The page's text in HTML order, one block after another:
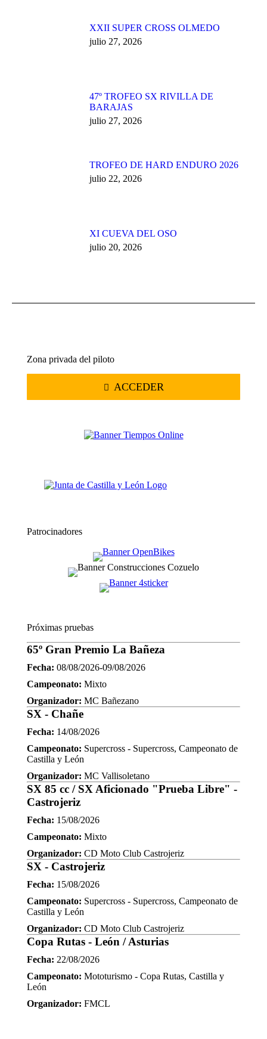
XXII SUPER CROSS OLMEDO
julio 27, 2026
47º TROFEO SX RIVILLA DE
BARAJAS
julio 27, 2026
TROFEO DE HARD ENDURO 2026
julio 22, 2026
XI CUEVA DEL OSO
julio 20, 2026
Zona privada del piloto
ACCEDER
Patrocinadores
Próximas pruebas
65º Gran Premio La Bañeza
Fecha: 08/08/2026-09/08/2026
Campeonato: Mixto
Organizador: MC Bañezano
SX - Chañe
Fecha: 14/08/2026
Campeonato: Supercross - Supercross, Campeonato de
Castilla y León
Organizador: MC Vallisoletano
SX 85 cc / SX Aficionado "Prueba Libre" -
Castrojeriz
Fecha: 15/08/2026
Campeonato: Mixto
Organizador: CD Moto Club Castrojeriz
SX - Castrojeriz
Fecha: 15/08/2026
Campeonato: Supercross - Supercross, Campeonato de
Castilla y León
Organizador: CD Moto Club Castrojeriz
Copa Rutas - León / Asturias
Fecha: 22/08/2026
Campeonato: Mototurismo - Copa Rutas, Castilla y
León
Organizador: FMCL